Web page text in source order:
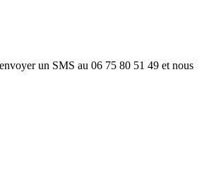
un SMS au 06 75 80 51 49 et nous